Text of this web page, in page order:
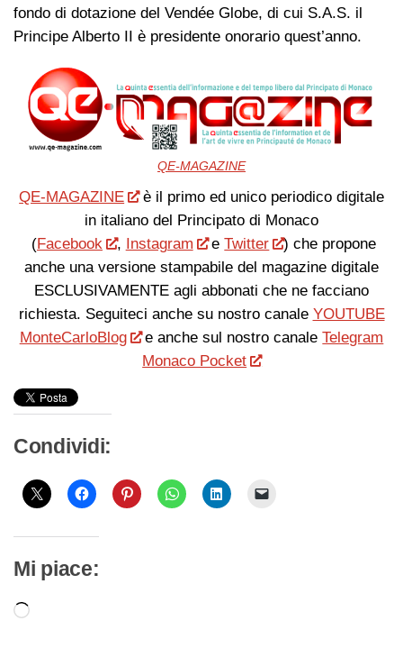
fondo di dotazione del Vendée Globe, di cui S.A.S. il
Principe Alberto II è presidente onorario quest’anno.
QE-MAGAZINE
QE-MAGAZINE
è il primo ed unico periodico digitale
in italiano del Principato di Monaco
(Facebook , Instagram eTwitter
) che propone
anche una versione stampabile del magazine digitale
ESCLUSIVAMENTE agli abbonati che ne facciano
richiesta. Seguiteci anche su nostro canale YOUTUBE
MonteCarloBlog
e anche sul nostro canaleTelegram
Monaco Pocket
Condividi:
Mi piace:
Caricamento